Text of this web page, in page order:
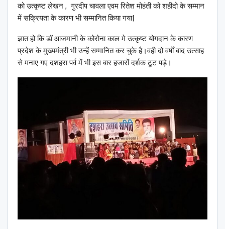
को उत्कृष्ट लेखन , गुरदीप चावला एवम रितेश मोहंती को शहीदो के सम्मान
में सक्रियता के कारण भी सम्मानित किया गया|
ज्ञात हो कि डॉ आजमानी के कोरोना काल मे उत्कृष्ट योगदान के कारण
प्रदेश के मुख्यमंत्री भी उन्हें सम्मानित कर चुके है।वही दो वर्षों बाद उत्साह
से मनाए गए दशहरा पर्व में भी इस बार हजारों दर्शक टूट पड़े।